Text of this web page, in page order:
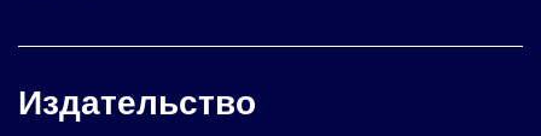
Издательство